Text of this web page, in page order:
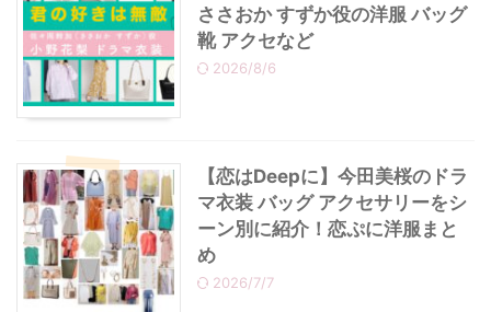
ささおか すずか役の洋服 バッグ
靴 アクセなど
2026/8/6
【恋はDeepに】今田美桜のドラ
マ衣装 バッグ アクセサリーをシ
ーン別に紹介！恋ぷに洋服まと
め
2026/7/7